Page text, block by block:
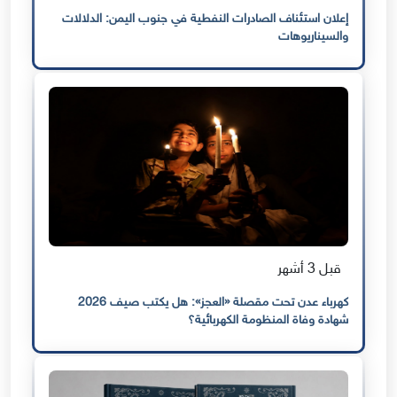
إعلان استئناف الصادرات النفطية في جنوب اليمن: الدلالات
والسيناريوهات
قبل 3 أشهر
كهرباء عدن تحت مقصلة «العجز»: هل يكتب صيف 2026
شهادة وفاة المنظومة الكهربائية؟